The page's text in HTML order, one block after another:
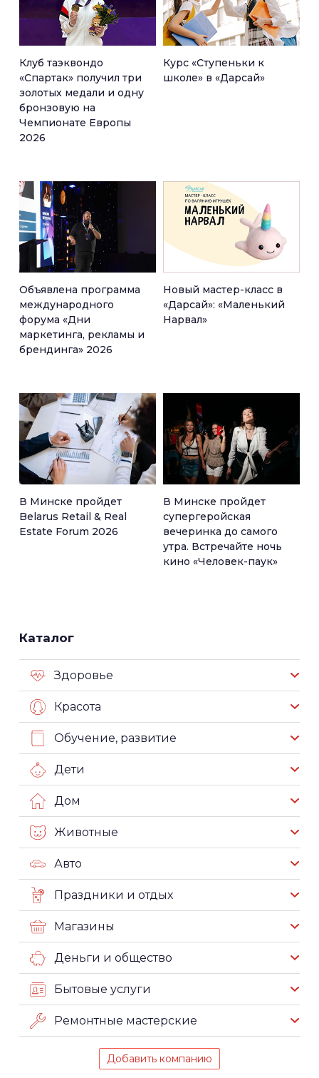
Клуб таэквондо
«Спартак» получил три
золотых медали и одну
бронзовую на
Чемпионате Европы
2026
Курс «Ступеньки к
школе» в «Дарсай»
Объявлена программа
международного
форума «Дни
маркетинга, рекламы и
брендинга» 2026
Новый мастер-класс в
«Дарсай»: «Маленький
Нарвал»
В Минске пройдет
Belarus Retail & Real
Estate Forum 2026
В Минске пройдет
супергеройская
вечеринка до самого
утра. Встречайте ночь
кино «Человек-паук»
Каталог
Здоровье
Красота
Обучение, развитие
Дети
Дом
Животные
Авто
Праздники и отдых
Магазины
Деньги и общество
Бытовые услуги
Ремонтные мастерские
Добавить компанию